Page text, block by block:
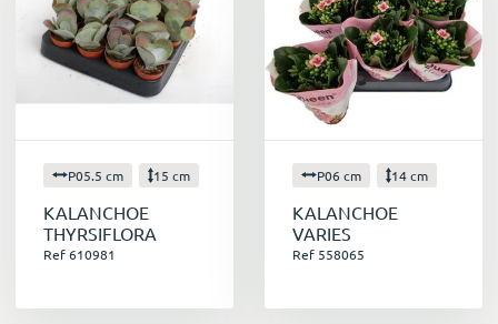
P05.5 cm 15 cm
KALANCHOE
THYRSIFLORA
Ref 610981
P06 cm 14 cm
KALANCHOE
VARIES
Ref 558065